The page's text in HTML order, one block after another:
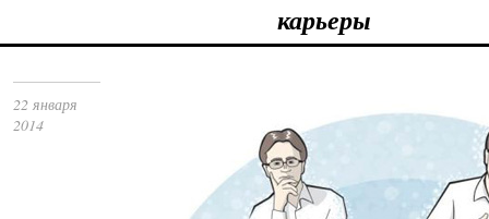
карьеры
22 января
2014